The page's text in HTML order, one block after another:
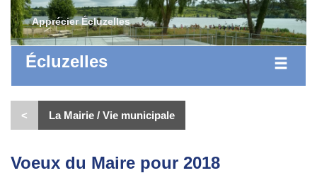
Apprécier Écluzelles
Écluzelles
< La Mairie / Vie municipale
Voeux du Maire pour 2018